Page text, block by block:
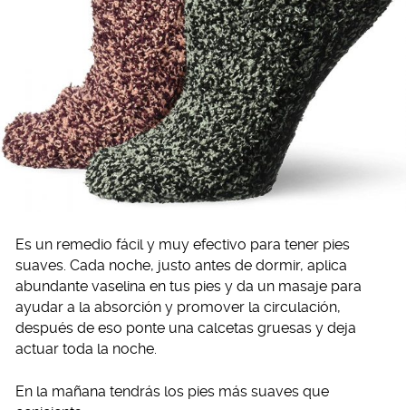
Es un remedio fácil y muy efectivo para tener pies
suaves. Cada noche, justo antes de dormir, aplica
abundante vaselina en tus pies y da un masaje para
ayudar a la absorción y promover la circulación,
después de eso ponte una calcetas gruesas y deja
actuar toda la noche.
En la mañana tendrás los pies más suaves que